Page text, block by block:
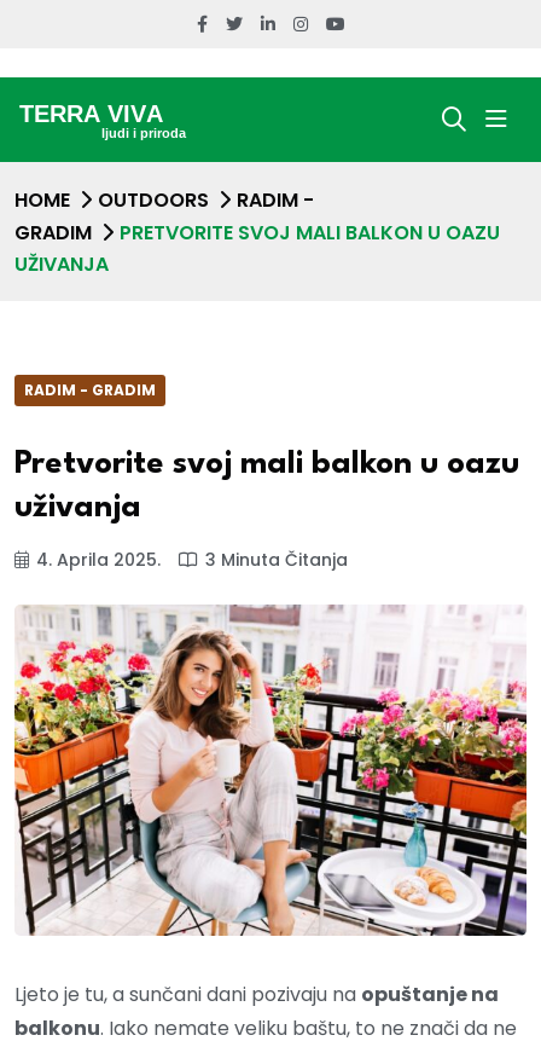
HOME OUTDOORS
RADIM -
GRADIM
PRETVORITE SVOJ MALI BALKON U OAZU
UŽIVANJA
RADIM - GRADIM
Pretvorite svoj mali balkon u oazu
uživanja
4. Aprila 2025. 3 Minuta Čitanja
Ljeto je tu, a sunčani dani pozivaju na opuštanje na
balkonu. Iako nemate veliku baštu, to ne znači da ne